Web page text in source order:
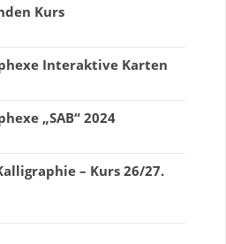
Kurs
Interaktive Karten
„SAB“ 2024
– Kurs 26/27.